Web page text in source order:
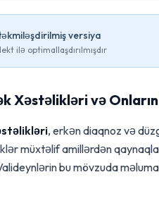
versiya
ilə optimallaşdırılmışdır
Xəstəlikləri və
, erkən diaqnoz və
müxtəlif amillərdən
bu mövzuda